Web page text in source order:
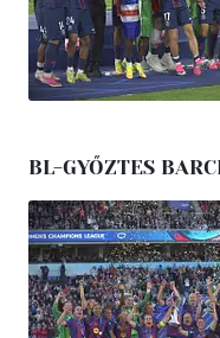
BL-GYŐZTES